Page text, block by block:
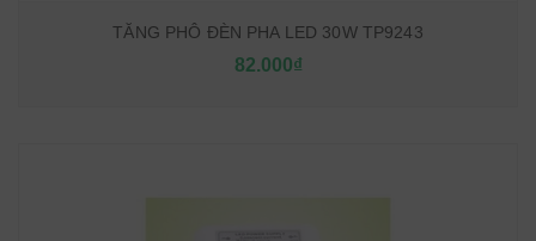
TĂNG PHÔ ĐÈN PHA LED 30W TP9243
82.000₫